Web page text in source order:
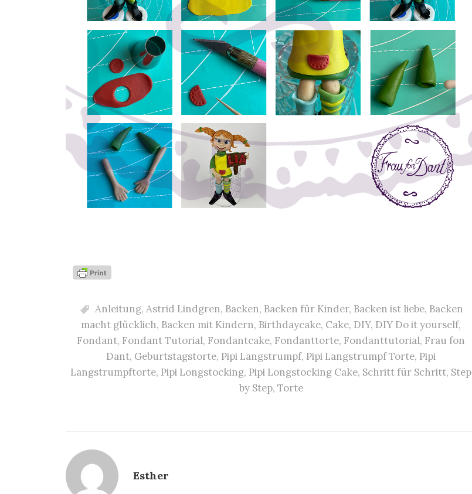
Anleitung, Astrid Lindgren, Backen, Backen für Kinder, Backen ist liebe, Backen
macht glücklich, Backen mit Kindern, Birthdaycake, Cake, DIY, DIY Do it yourself,
Fondant, Fondant Tutorial, Fondantcake, Fondanttorte, Fondanttutorial, Frau fon
Dant, Geburtstagstorte, Pipi Langstrumpf, Pipi Langstrumpf Torte, Pipi
Langstrumpftorte, Pipi Longstocking, Pipi Longstocking Cake, Schritt für Schritt, Step
by Step, Torte
Esther